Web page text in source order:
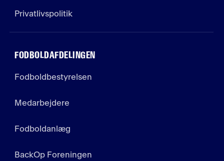
Privatlivspolitik
FODBOLDAFDELINGEN
Fodboldbestyrelsen
Medarbejdere
Fodboldanlæg
BackOp Foreningen